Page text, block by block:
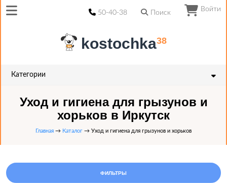
Войти
50-40-38 Поиск
kostochka38
Категории
Уход и гигиена для грызунов и
хорьков в Иркутск
Главная → Каталог → Уход и гигиена для грызунов и хорьков
ФИЛЬТРЫ